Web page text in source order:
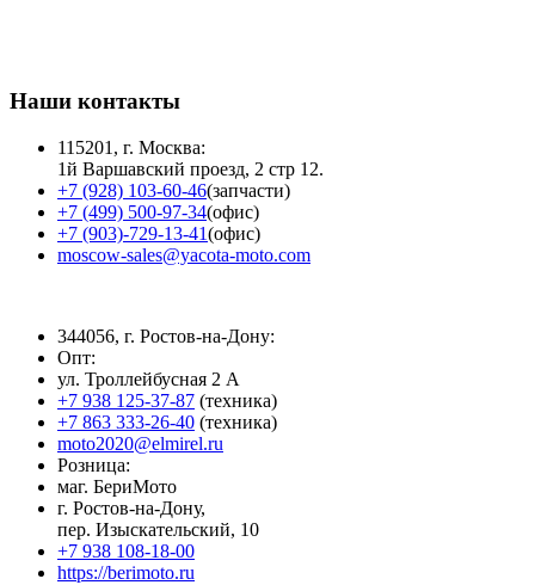
Наши контакты
115201, г. Москва:
1й Варшавский проезд, 2 стр 12.
+7 (928) 103-60-46(запчасти)
+7 (499) 500-97-34(офис)
+7 (903)-729-13-41(офис)
moscow-sales@yacota-moto.com
344056, г. Ростов-на-Дону:
Опт:
ул. Троллейбусная 2 А
+7 938 125-37-87 (техника)
+7 863 333-26-40 (техника)
moto2020@elmirel.ru
Розница:
маг. БериМото
г. Ростов-на-Дону,
пер. Изыскательский, 10
+7 938 108-18-00
https://berimoto.ru